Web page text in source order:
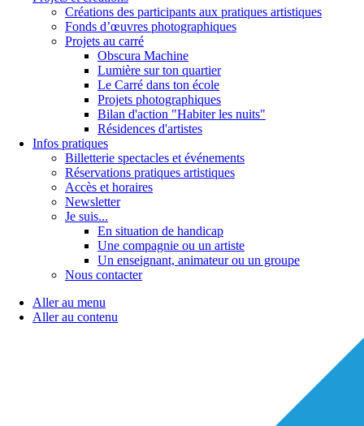
Créations des participants aux pratiques artistiques
Fonds d’œuvres photographiques
Projets au carré
Obscura Machine
Lumière sur ton quartier
Le Carré dans ton école
Projets photographiques
Bilan d'action "Habiter les nuits"
Résidences d'artistes
Infos pratiques
Billetterie spectacles et événements
Réservations pratiques artistiques
Accès et horaires
Newsletter
Je suis...
En situation de handicap
Une compagnie ou un artiste
Un enseignant, animateur ou un groupe
Nous contacter
Aller au menu
Aller au contenu